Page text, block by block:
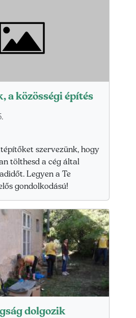
a közösségi építés
szervezünk, hogy
tölthesd a cég által
Legyen a Te
gondolkodású!
dolgozik